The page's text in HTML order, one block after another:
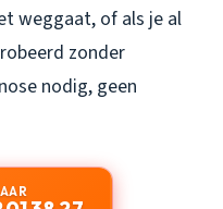
weggaat, of als je al
zonder
nodig, geen